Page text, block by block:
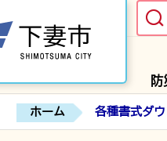
ホーム 各種書式ダ